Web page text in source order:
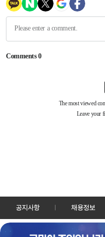
공지사항 채용정보
30128 세종특별자치시 정